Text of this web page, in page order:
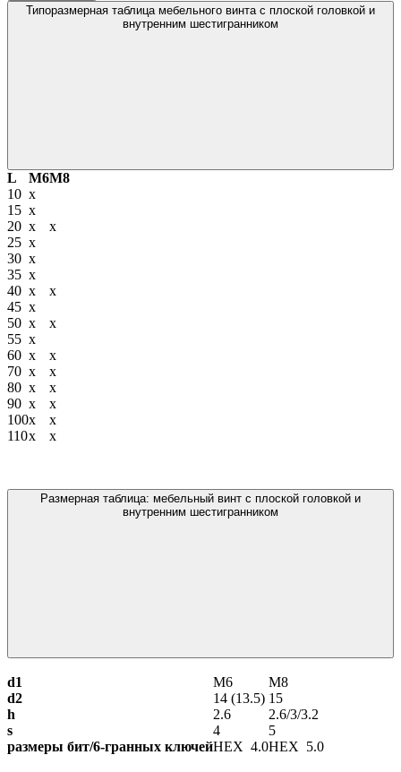
Типоразмерная таблица мебельного винта с плоской головкой и
внутренним шестигранником
L М6М8
10 х
15 х
20 х
х
25 х
30 х
35 х
40 х
х
45 х
50 х
х
55 х
60 х
х
70 х
х
80 х
х
90 х
х
100х
х
110х х
Размерная таблица: мебельный винт с плоской головкой и
внутренним шестигранником
d1 М6
М8
d2
14 (13.5) 15
h
2.6
2.6/3/3.2
s
4
5
размеры бит/6-гранных ключейHEX 4.0HEX 5.0